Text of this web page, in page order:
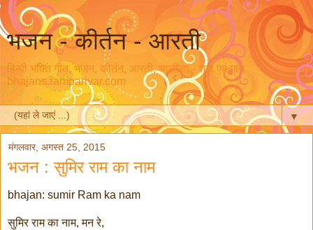
भजन - कीर्तन - आरती
हिन्दी भक्ति गीत, भजन, कीर्तन, आरती, चालीसा - शब्द एवं गान
bhajans.ramparivar.com
▼
मंगलवार, अगस्त 25, 2015
भजन : सुमिर राम का नाम
bhajan: sumir Ram ka nam
सुमिर राम का नाम, मन रे,